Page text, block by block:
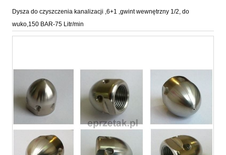
Dysza do czyszczenia kanalizacji ,6+1 ,gwint wewnętrzny 1/2, do
wuko,150 BAR-75 Litr/min